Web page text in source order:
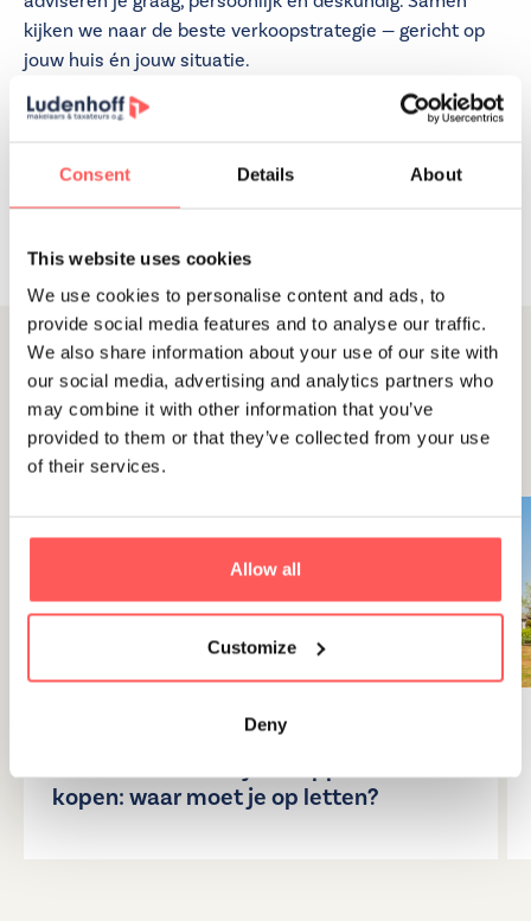
Consent Details About
This website uses cookies
We use cookies to personalise content and ads, to
provide social media features and to analyse our traffic.
We also share information about your use of our site with
our social media, advertising and analytics partners who
may combine it with other information that you’ve
provided to them or that they’ve collected from your use
of their services.
Allow all
Customize
Deny
kijken we naar de beste verkoopstrategie — gericht op
jouw huis én jouw situatie.
Gerelateerde artikelen
Meer lezen? Alle artikelen
kopen: waar moet je op letten?